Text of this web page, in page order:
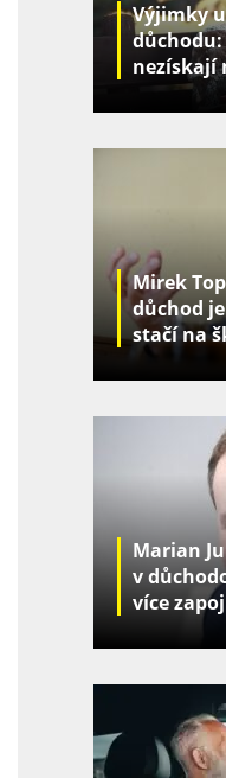
Výjimky
nezískají
za děti
Mirek
důchod
stačí na
Marian
v
více